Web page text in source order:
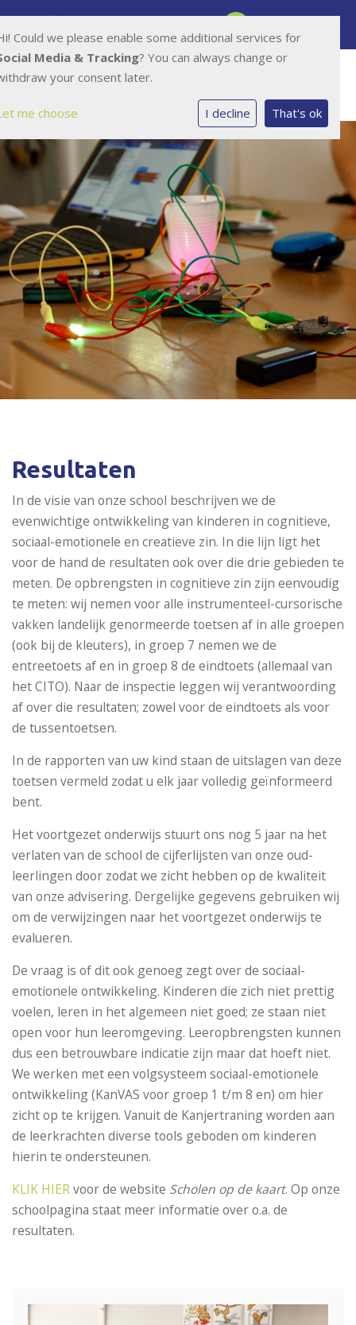
Resultaten
In de visie van onze school beschrijven we de
evenwichtige ontwikkeling van kinderen in cognitieve,
sociaal-emotionele en creatieve zin. In die lijn ligt het
voor de hand de resultaten ook over die drie gebieden te
meten. De opbrengsten in cognitieve zin zijn eenvoudig
te meten: wij nemen voor alle instrumenteel-cursorische
vakken landelijk genormeerde toetsen af in alle groepen
(ook bij de kleuters), in groep 7 nemen we de
entreetoets af en in groep 8 de eindtoets (allemaal van
het CITO). Naar de inspectie leggen wij verantwoording
af over die resultaten; zowel voor de eindtoets als voor
de tussentoetsen.
In de rapporten van uw kind staan de uitslagen van deze
toetsen vermeld zodat u elk jaar volledig geïnformeerd
bent.
Het voortgezet onderwijs stuurt ons nog 5 jaar na het
verlaten van de school de cijferlijsten van onze oud-
leerlingen door zodat we zicht hebben op de kwaliteit
van onze advisering. Dergelijke gegevens gebruiken wij
om de verwijzingen naar het voortgezet onderwijs te
evalueren.
De vraag is of dit ook genoeg zegt over de sociaal-
emotionele ontwikkeling. Kinderen die zich niet prettig
voelen, leren in het algemeen niet goed; ze staan niet
open voor hun leeromgeving. Leeropbrengsten kunnen
dus een betrouwbare indicatie zijn maar dat hoeft niet.
We werken met een volgsysteem sociaal-emotionele
ontwikkeling (KanVAS voor groep 1 t/m 8 en) om hier
zicht op te krijgen. Vanuit de Kanjertraning worden aan
de leerkrachten diverse tools geboden om kinderen
hierin te ondersteunen.
KLIK HIERvoor de website Scholen op de kaart. Op onze
schoolpagina staat meer informatie over o.a. de
resultaten.
Could we please enable some additional services for
Media & Tracking? You can always change or
your consent later.
me choose I decline That's ok